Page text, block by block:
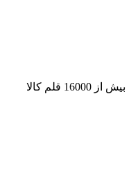
بیش از 16000 قلم کالا